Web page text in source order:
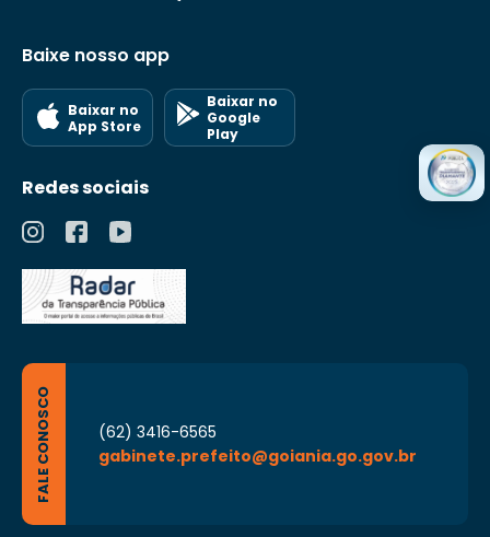
Baixe nosso app
Baixar no
App Store
Baixar no
Google
Play
Redes sociais
FALE CONOSCO
(62) 3416-6565
gabinete.prefeito@goiania.go.gov.br